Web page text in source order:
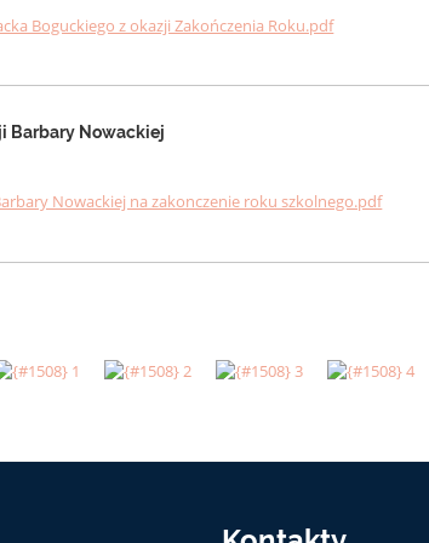
Boguckiego z okazji Zakończenia Roku.pdf
Barbary Nowackiej
Nowackiej na zakonczenie roku szkolnego.pdf